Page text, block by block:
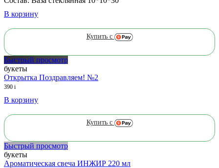
В корзину
Купить с
Быстрый просмотр
букеты
Открытка Поздравляем! №2
390 i
В корзину
Купить с
Быстрый просмотр
букеты
Ароматическая свеча ИНЖИР 220 мл